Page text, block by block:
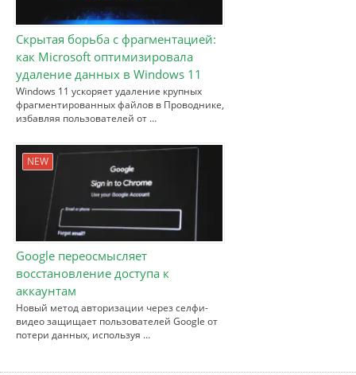
Скрытая борьба с фрагментацией:
как Microsoft оптимизировала
удаление данных в Windows 11
Windows 11 ускоряет удаление крупных
фрагментированных файлов в Проводнике,
избавляя пользователей от …
NEW
Google переосмысляет
восстановление доступа к
аккаунтам
Новый метод авторизации через селфи-
видео защищает пользователей Google от
потери данных, используя …